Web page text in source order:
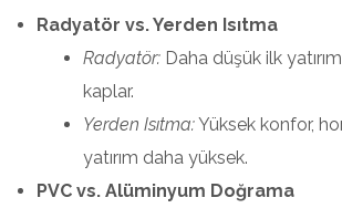
Radyatör vs. Yerden Isıtma
Radyatör: Daha düşük ilk
kaplar.
Yerden Isıtma:Yüksek konfor,
yatırım daha yüksek.
PVC vs. Alüminyum Doğrama